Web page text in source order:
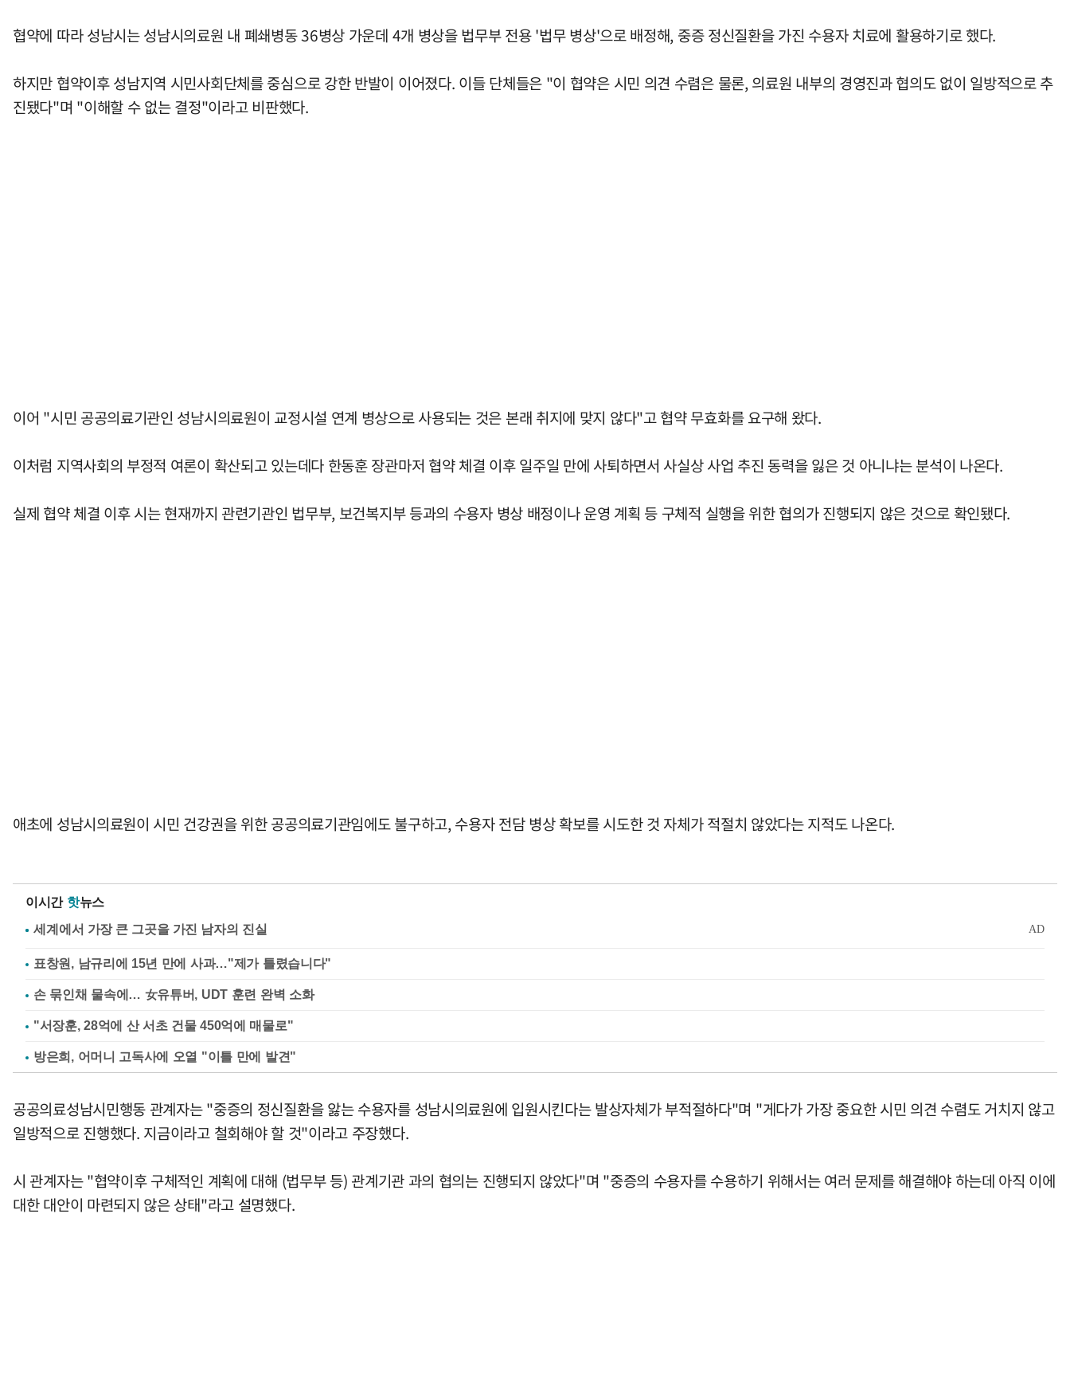
협약에 따라 성남시는 성남시의료원 내 폐쇄병동 36병상 가운데 4개 병상을 법무부 전용 '법무 병상'으로 배정해, 중증 정신질환을 가진 수용자 치료에 활용하기로 했다.
하지만 협약이후 성남지역 시민사회단체를 중심으로 강한 반발이 이어졌다. 이들 단체들은 "이 협약은 시민 의견 수렴은 물론, 의료원 내부의 경영진과 협의도 없이 일방적으로 추
진됐다"며 "이해할 수 없는 결정"이라고 비판했다.
이어 "시민 공공의료기관인 성남시의료원이 교정시설 연계 병상으로 사용되는 것은 본래 취지에 맞지 않다"고 협약 무효화를 요구해 왔다.
이처럼 지역사회의 부정적 여론이 확산되고 있는데다 한동훈 장관마저 협약 체결 이후 일주일 만에 사퇴하면서 사실상 사업 추진 동력을 잃은 것 아니냐는 분석이 나온다.
실제 협약 체결 이후 시는 현재까지 관련기관인 법무부, 보건복지부 등과의 수용자 병상 배정이나 운영 계획 등 구체적 실행을 위한 협의가 진행되지 않은 것으로 확인됐다.
애초에 성남시의료원이 시민 건강권을 위한 공공의료기관임에도 불구하고, 수용자 전담 병상 확보를 시도한 것 자체가 적절치 않았다는 지적도 나온다.
이시간 핫뉴스
표창원, 남규리에 15년 만에 사과…"제가 틀렸습니다"
손 묶인채 물속에… 女유튜버, UDT 훈련 완벽 소화
"서장훈, 28억에 산 서초 건물 450억에 매물로"
방은희, 어머니 고독사에 오열 "이틀 만에 발견"
공공의료성남시민행동 관계자는 "중증의 정신질환을 앓는 수용자를 성남시의료원에 입원시킨다는 발상자체가 부적절하다"며 "게다가 가장 중요한 시민 의견 수렴도 거치지 않고
일방적으로 진행했다. 지금이라고 철회해야 할 것"이라고 주장했다.
시 관계자는 "협약이후 구체적인 계획에 대해 (법무부 등) 관계기관 과의 협의는 진행되지 않았다"며 "중증의 수용자를 수용하기 위해서는 여러 문제를 해결해야 하는데 아직 이에
대한 대안이 마련되지 않은 상태"라고 설명했다.